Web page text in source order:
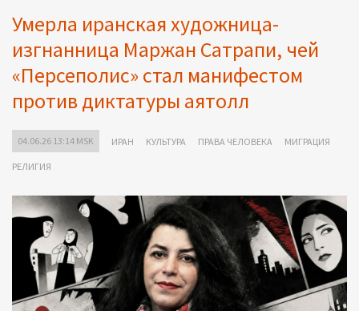
Умерла иранская художница-
изгнанница Маржан Сатрапи, чей
«Персеполис» стал манифестом
против диктатуры аятолл
04.06.26 13:14 MSK ИРАН КУЛЬТУРА ПРАВА ЧЕЛОВЕКА МИГРАЦИЯ
РЕЛИГИЯ